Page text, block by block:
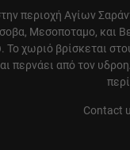
περιοχή Αγίων
Μεσοποταμο, και
Το χωριό βρίσκεται
περνάει από τον
Contact